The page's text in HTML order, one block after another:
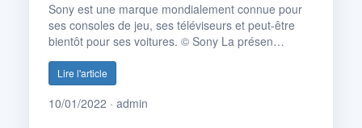
Sony est une marque mondialement connue pour
ses consoles de jeu, ses téléviseurs et peut-être
bientôt pour ses voitures. © Sony La présen…
Lire l'article
10/01/2022 · admin